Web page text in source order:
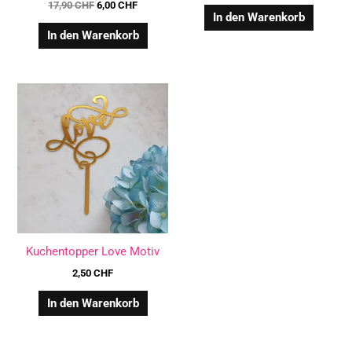
17,90CHF 6,00CHF
In den Warenkorb
In den Warenkorb
Kuchentopper Love Motiv
2,50CHF
In den Warenkorb